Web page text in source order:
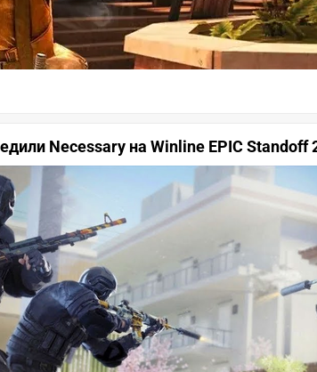
Necessary на Winline EPIC Standoff